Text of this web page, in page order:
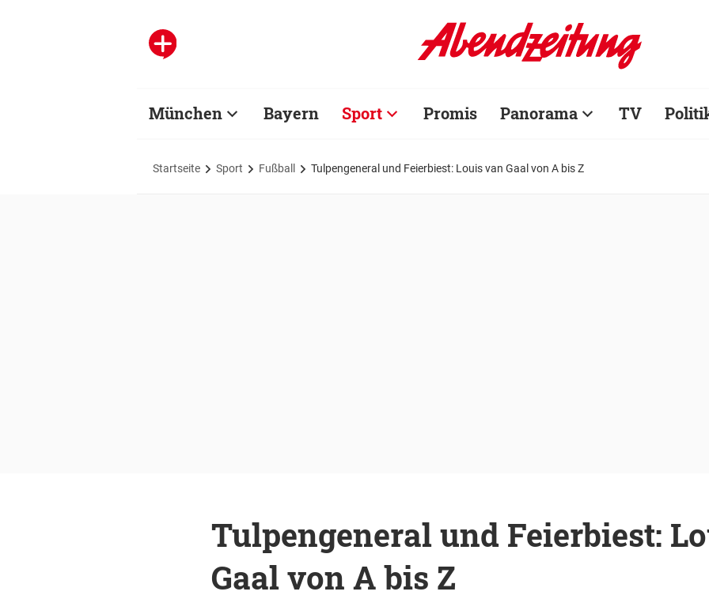
München Bayern Sport Promis Panorama TV
Startseite Sport Fußball Tulpengeneral und Feierbiest: Louis van Gaal von A bis Z
Tulpengeneral und Feierbiest:
Gaal von A bis Z